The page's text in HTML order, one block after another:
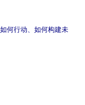
何行动、如何构建未